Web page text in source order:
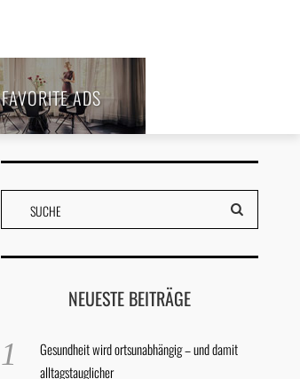
FAVORITE ADS
NEUESTE BEITRÄGE
Gesundheit wird ortsunabhängig – und damit
alltagstauglicher